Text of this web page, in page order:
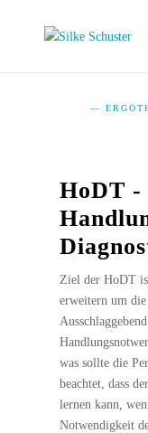
—
HoDT -
Ziel der HoDT
erweitern um
was sollte die
beachtet, dass
lernen kann,
Notwendigkeit